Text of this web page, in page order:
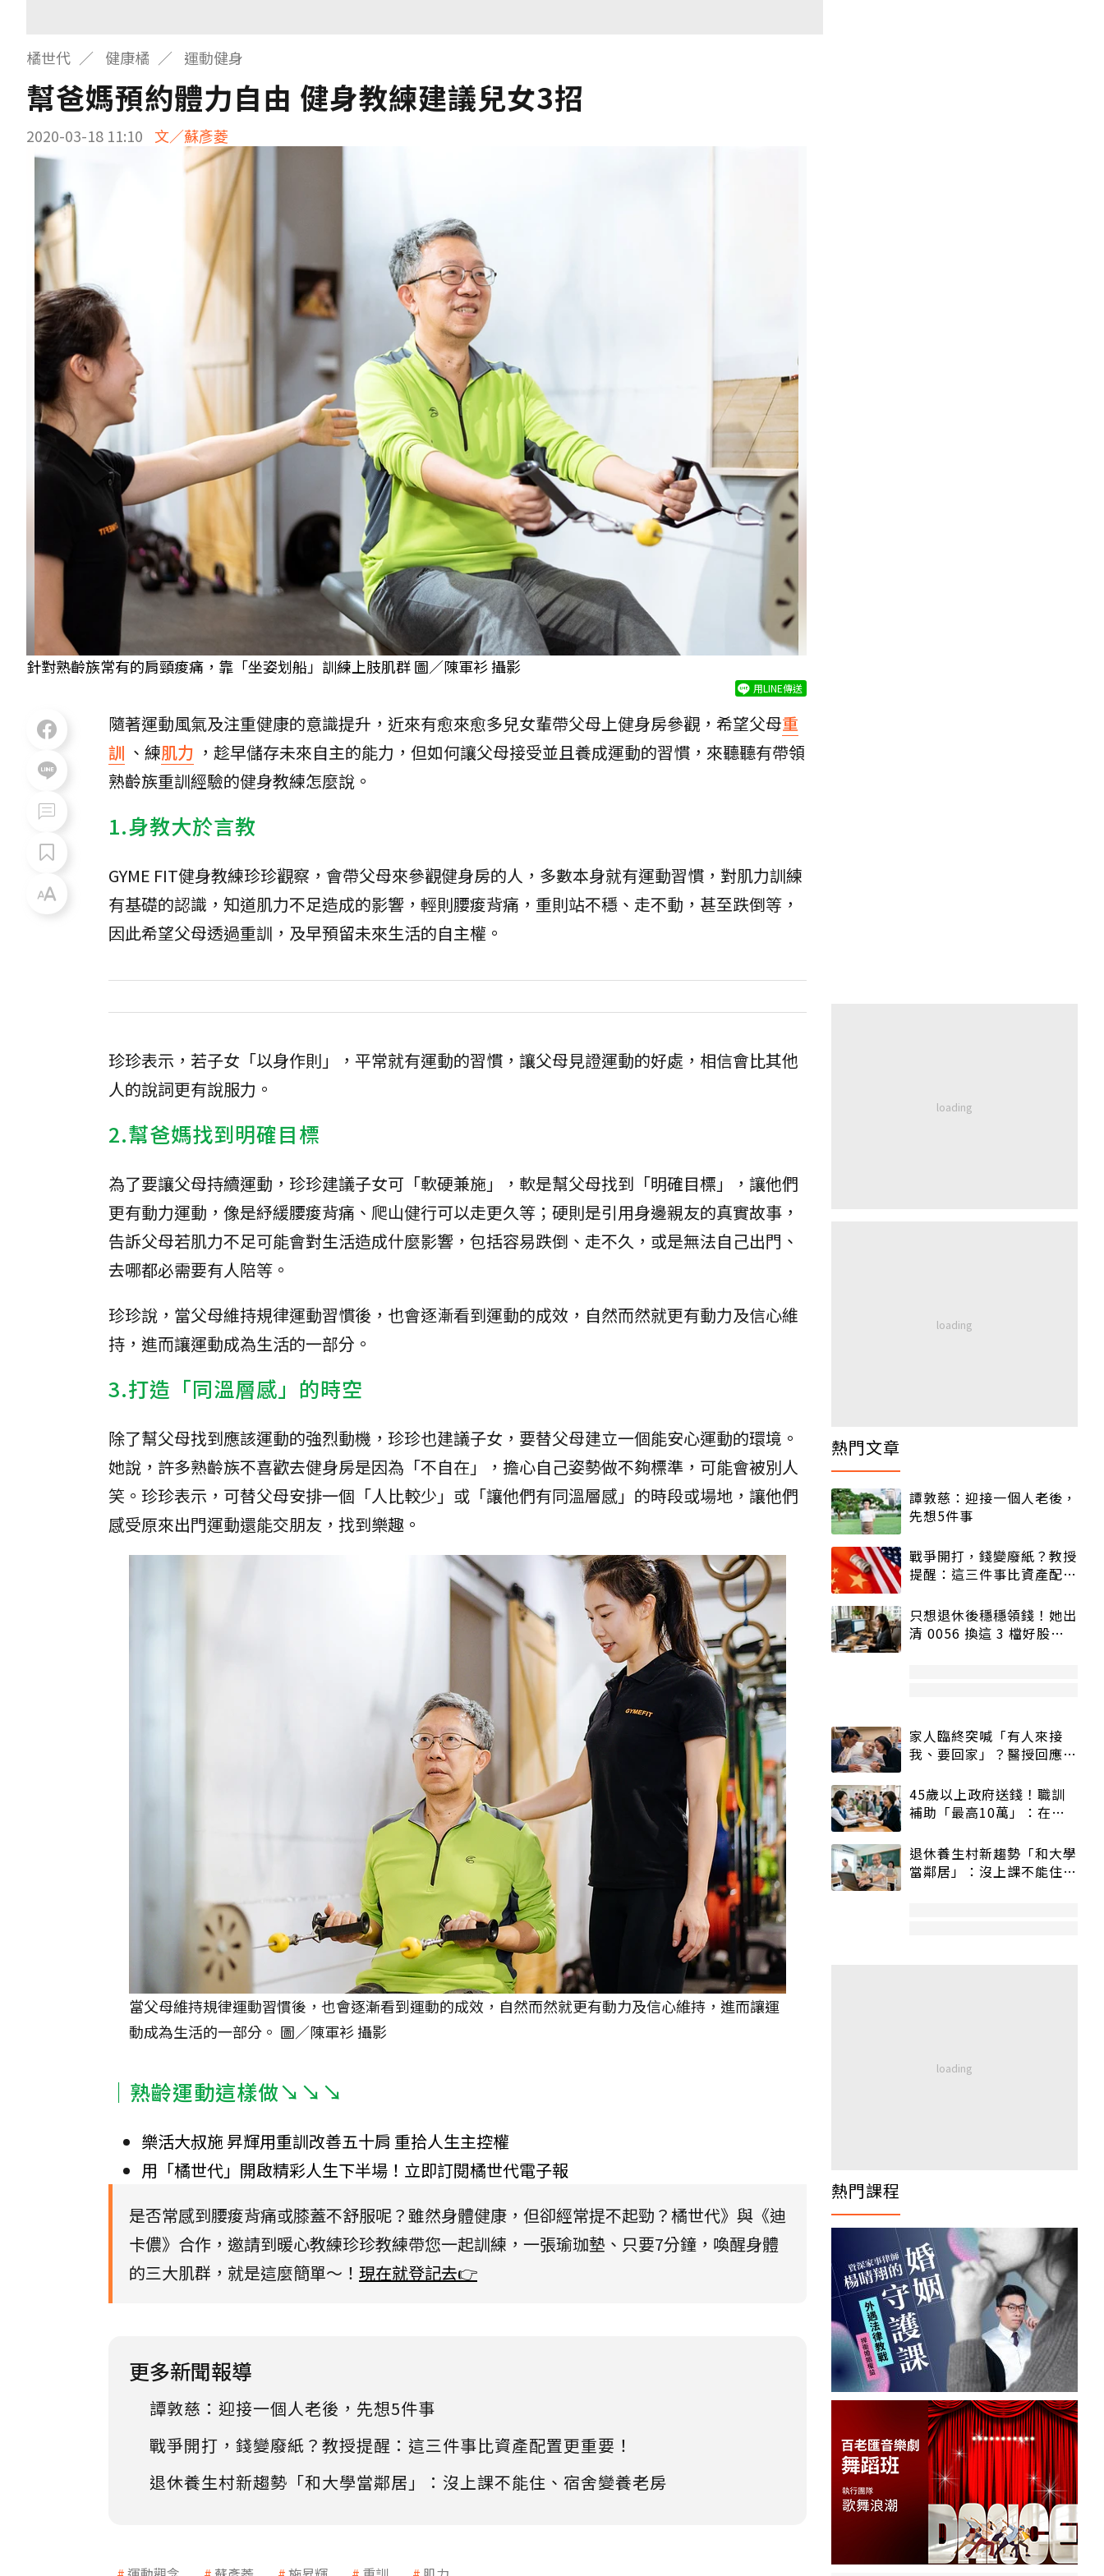
橘世代 健康橘 運動健身
幫爸媽預約體力自由 健身教練建議兒女3招
2020-03-18 11:10 文／蘇彥菱
針對熟齡族常有的肩頸痠痛，靠「坐姿划船」訓練上肢肌群 圖／陳軍衫 攝影
用LINE傳送
隨著運動風氣及注重健康的意識提升，近來有愈來愈多兒女輩帶父母上健身房參觀，希望父母重
訓 、練肌力 ，趁早儲存未來自主的能力，但如何讓父母接受並且養成運動的習慣，來聽聽有帶領
熟齡族重訓經驗的健身教練怎麼說。
1.身教大於言教
GYME FIT健身教練珍珍觀察，會帶父母來參觀健身房的人，多數本身就有運動習慣，對肌力訓練
有基礎的認識，知道肌力不足造成的影響，輕則腰痠背痛，重則站不穩、走不動，甚至跌倒等，
因此希望父母透過重訓，及早預留未來生活的自主權。
珍珍表示，若子女「以身作則」，平常就有運動的習慣，讓父母見證運動的好處，相信會比其他
人的說詞更有說服力。
2.幫爸媽找到明確目標
為了要讓父母持續運動，珍珍建議子女可「軟硬兼施」，軟是幫父母找到「明確目標」，讓他們
更有動力運動，像是紓緩腰痠背痛、爬山健行可以走更久等；硬則是引用身邊親友的真實故事，
告訴父母若肌力不足可能會對生活造成什麼影響，包括容易跌倒、走不久，或是無法自己出門、
去哪都必需要有人陪等。
珍珍說，當父母維持規律運動習慣後，也會逐漸看到運動的成效，自然而然就更有動力及信心維
持，進而讓運動成為生活的一部分。
3.打造「同溫層感」的時空
除了幫父母找到應該運動的強烈動機，珍珍也建議子女，要替父母建立一個能安心運動的環境。
她說，許多熟齡族不喜歡去健身房是因為「不自在」，擔心自己姿勢做不夠標準，可能會被別人
笑。珍珍表示，可替父母安排一個「人比較少」或「讓他們有同溫層感」的時段或場地，讓他們
感受原來出門運動還能交朋友，找到樂趣。
當父母維持規律運動習慣後，也會逐漸看到運動的成效，自然而然就更有動力及信心維持，進而讓運
動成為生活的一部分。 圖／陳軍衫 攝影
｜熟齡運動這樣做↘↘↘
樂活大叔施 昇輝用重訓改善五十肩 重拾人生主控權
用「橘世代」開啟精彩人生下半場！立即訂閱橘世代電子報
是否常感到腰痠背痛或膝蓋不舒服呢？雖然身體健康，但卻經常提不起勁？橘世代》與《迪
卡儂》合作，邀請到暖心教練珍珍教練帶您一起訓練，一張瑜珈墊、只要7分鐘，喚醒身體
的三大肌群，就是這麼簡單～！ 現在就登記去👉
更多新聞報導
譚敦慈：迎接一個人老後，先想5件事
戰爭開打，錢變廢紙？教授提醒：這三件事比資產配置更重要！
退休養生村新趨勢「和大學當鄰居」：沒上課不能住、宿舍變養老房
熱門文章
譚敦慈：迎接一個人老後，
先想5件事
戰爭開打，錢變廢紙？教授
提醒：這三件事比資產配置
只想退休後穩穩領錢！她出
清 0056 換這 3 檔好股：
家人臨終突喊「有人來接
我、要回家」？醫授回應方
45歲以上政府送錢！職訓
補助「最高10萬」：在
退休養生村新趨勢「和大學
當鄰居」：沒上課不能住、
熱門課程